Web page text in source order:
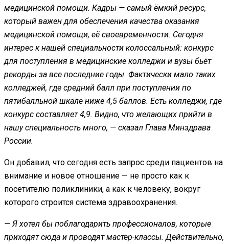
медицинской помощи. Кадры — самый ёмкий ресурс,
который важен для обеспечения качества оказания
медицинской помощи, её своевременности. Сегодня
интерес к нашей специальности колоссальный: конкурс
для поступления в медицинские колледжи и вузы бьёт
рекорды за все последние годы. Фактически мало таких
колледжей, где средний балл при поступлении по
пятибалльной шкале ниже 4,5 баллов. Есть колледжи, где
конкурс составляет 4,9. Видно, что желающих прийти в
нашу специальность много, — сказал Глава Минздрава
России.
Он добавил, что сегодня есть запрос среди пациентов на
внимание и новое отношение — не просто как к
посетителю поликлиники, а как к человеку, вокруг
которого строится система здравоохранения.
— Я хотел бы поблагодарить профессионалов, которые
приходят сюда и проводят мастер-классы. Действительно,